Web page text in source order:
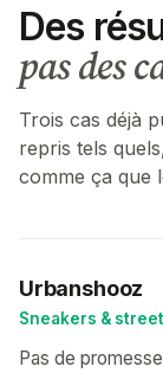
Des
pas des
Trois cas déjà
repris tels
comme ça que
Urbanshooz
Sneakers &
Pas de